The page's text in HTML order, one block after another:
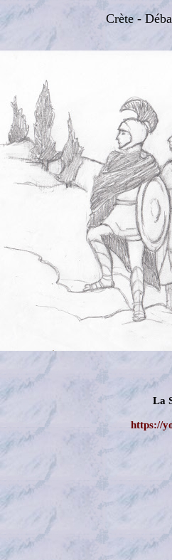
Crète -
La
https://